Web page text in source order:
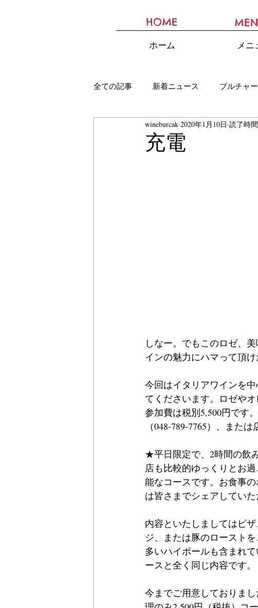
HOME
ホーム メニ
全ての記事 新着ニュース ブルチャ
充電
wineburcak 2020年1月10日 読了時
しなー。でもこのロゼ、
インの魅力にハマって頂
今回はイタリアワインを
てくださいます。ロゼや
参加費は税別5,500円です
（048-789-7765）、また
★平日限定で、2時間の飲
店も比較的ゆっくりとお
能なコースです。お食事
は皆さまでシェアしていた
内容といたしましてはピ
ジ、または豚のロースト
多いハイボールも含まれ
ースと全く同じ内容です。
今までご用意しておりま